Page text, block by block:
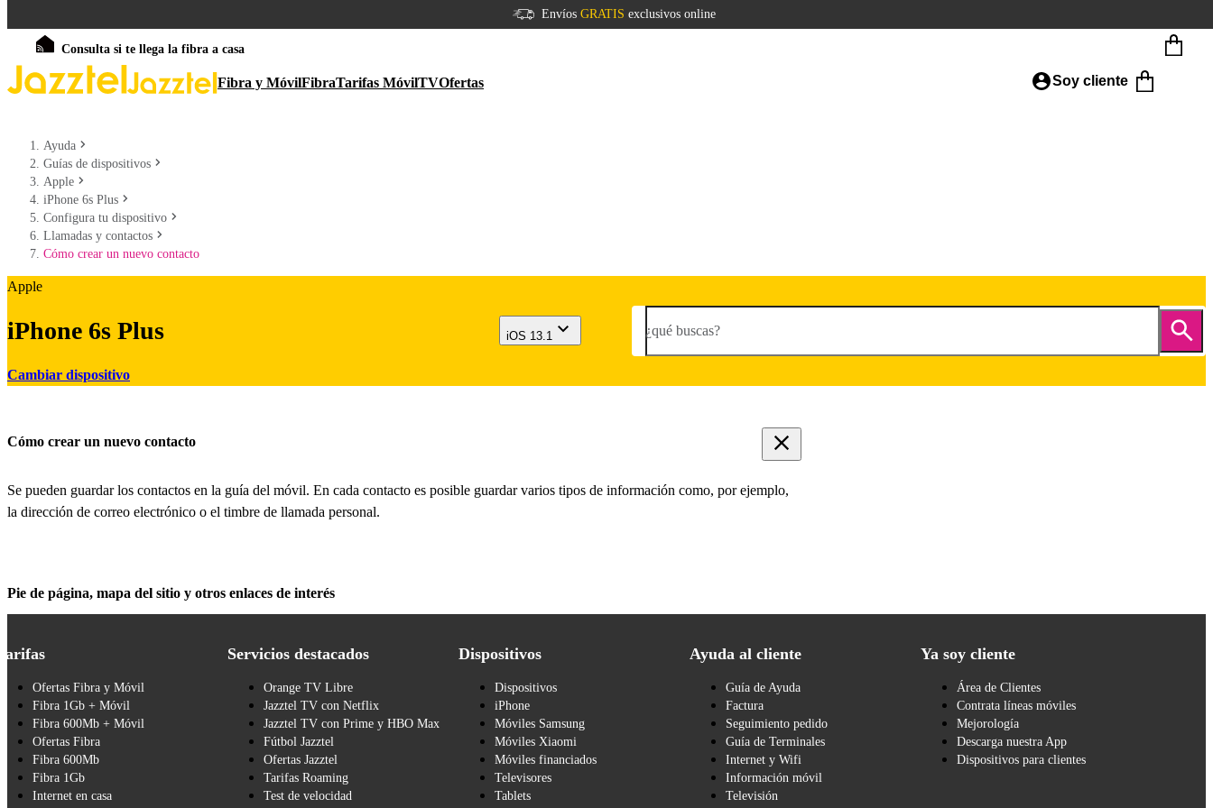
Envíos GRATIS exclusivos online
Consulta si te llega la fibra a casa
Fibra y MóvilFibraTarifas MóvilTVOfertas Soy cliente
Ayuda
Guías de dispositivos
Apple
iPhone 6s Plus
Configura tu dispositivo
Llamadas y contactos
Cómo crear un nuevo contacto
Apple
iPhone 6s Plus
Cambiar dispositivo
iOS 13.1 ¿qué buscas?
Cómo crear un nuevo contacto
Se pueden guardar los contactos en la guía del móvil. En cada contacto es posible guardar varios tipos de información como, por ejemplo,
la dirección de correo electrónico o el timbre de llamada personal.
Pie de página, mapa del sitio y otros enlaces de interés
Ofertas Fibra y Móvil
Fibra 1Gb + Móvil
Fibra 600Mb + Móvil
Ofertas Fibra
Fibra 600Mb
Fibra 1Gb
Internet en casa
Servicios destacados
Orange TV Libre
Jazztel TV con Netflix
Jazztel TV con Prime y HBO Max
Fútbol Jazztel
Ofertas Jazztel
Tarifas Roaming
Test de velocidad
Dispositivos
Dispositivos
iPhone
Móviles Samsung
Móviles Xiaomi
Móviles financiados
Televisores
Tablets
Ayuda al cliente
Guía de Ayuda
Factura
Seguimiento pedido
Guía de Terminales
Internet y Wifi
Información móvil
Televisión
Ya soy cliente
Área de Clientes
Contrata líneas móviles
Mejorología
Descarga nuestra App
Dispositivos para clientes